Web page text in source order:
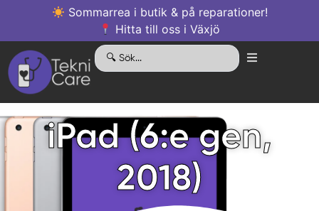
Sommarrea i butik & på reparationer!
Hitta till oss i Växjö
iPad (6:e gen,
2018)